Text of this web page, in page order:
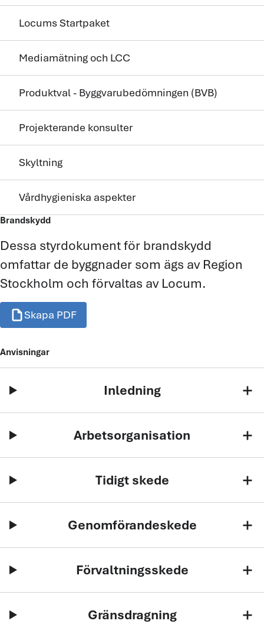
Locums Startpaket
Mediamätning och LCC
Produktval - Byggvaru­bedömningen (BVB)
Projekterande konsulter
Skyltning
Vårdhygieniska aspekter
Brandskydd
Dessa styrdokument för brandskydd
omfattar de byggnader som ägs av Region
Stockholm och förvaltas av Locum.
draftSkapa PDF
Anvisningar
Inledning add
Arbetsorganisation add
Tidigt skede add
Genomförandeskede add
Förvaltningsskede add
Gränsdragning add